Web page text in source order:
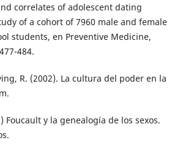
correlates of adolescent dating
of a cohort of 7960 male and female
students, en Preventive Medicine,
484.
R. (2002). La cultura del poder en la
Foucault y la genealogía de los sexos.